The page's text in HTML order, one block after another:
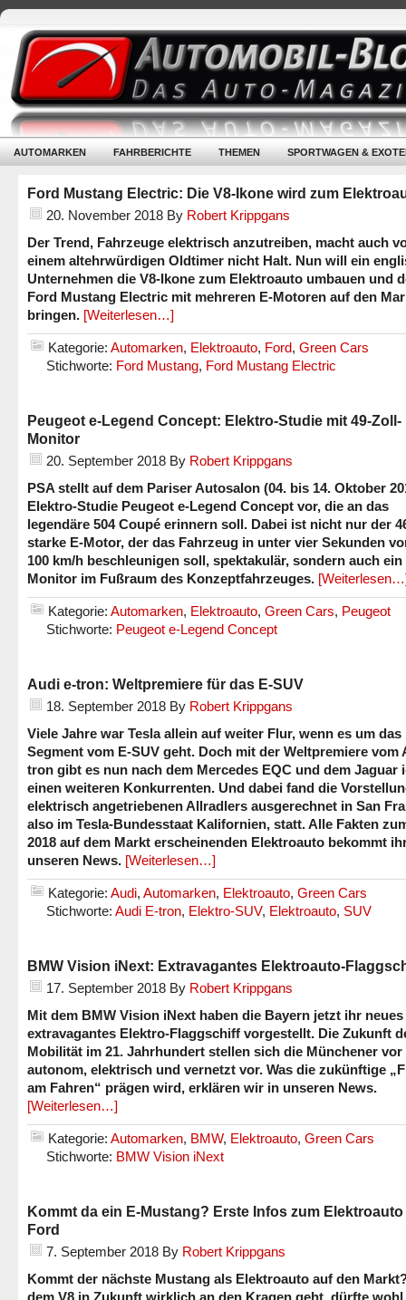
AUTOMARKEN FAHRBERICHTE THEMEN SPORTWAGEN &
Ford Mustang Electric: Die V8-Ikone wird zum
20. November 2018 By Robert Krippgans
Der Trend, Fahrzeuge elektrisch anzutreiben, macht auch
einem altehrwürdigen Oldtimer nicht Halt. Nun will ein
Unternehmen die V8-Ikone zum Elektroauto umbauen und
Ford Mustang Electric mit mehreren E-Motoren auf den
bringen. [Weiterlesen…]
Kategorie: Automarken, Elektroauto, Ford, Green Cars
Stichworte: Ford Mustang, Ford Mustang Electric
Peugeot e-Legend Concept: Elektro-Studie mit 49-Zoll-
Monitor
20. September 2018 By Robert Krippgans
PSA stellt auf dem Pariser Autosalon (04. bis 14. Oktober
Elektro-Studie Peugeot e-Legend Concept vor, die an das
legendäre 504 Coupé erinnern soll. Dabei ist nicht nur der
starke E-Motor, der das Fahrzeug in unter vier Sekunden
100 km/h beschleunigen soll, spektakulär, sondern auch ein
Monitor im Fußraum des Konzeptfahrzeuges.
Kategorie: Automarken, Elektroauto, Green Cars, Peugeot
Stichworte: Peugeot e-Legend Concept
Audi e-tron: Weltpremiere für das E-SUV
18. September 2018 By Robert Krippgans
Viele Jahre war Tesla allein auf weiter Flur, wenn es um das
Segment vom E-SUV geht. Doch mit der Weltpremiere vom
tron gibt es nun nach dem Mercedes EQC und dem Jaguar
einen weiteren Konkurrenten. Und dabei fand die
elektrisch angetriebenen Allradlers ausgerechnet in San
also im Tesla-Bundesstaat Kalifornien, statt. Alle Fakten
2018 auf dem Markt erscheinenden Elektroauto bekommt
unseren News. [Weiterlesen…]
Kategorie: Audi, Automarken, Elektroauto, Green Cars
Stichworte: Audi E-tron, Elektro-SUV, Elektroauto, SUV
BMW Vision iNext: Extravagantes Elektroauto-
17. September 2018 By Robert Krippgans
Mit dem BMW Vision iNext haben die Bayern jetzt ihr neues
extravagantes Elektro-Flaggschiff vorgestellt. Die Zukunft
Mobilität im 21. Jahrhundert stellen sich die Münchener vor
autonom, elektrisch und vernetzt vor. Was die zukünftige
am Fahren“ prägen wird, erklären wir in unseren News.
[Weiterlesen…]
Kategorie: Automarken, BMW, Elektroauto, Green Cars
Stichworte: BMW Vision iNext
Kommt da ein E-Mustang? Erste Infos zum
Ford
7. September 2018 By Robert Krippgans
Kommt der nächste Mustang als Elektroauto auf den
dem V8 in Zukunft wirklich an den Kragen geht, dürfte wohl